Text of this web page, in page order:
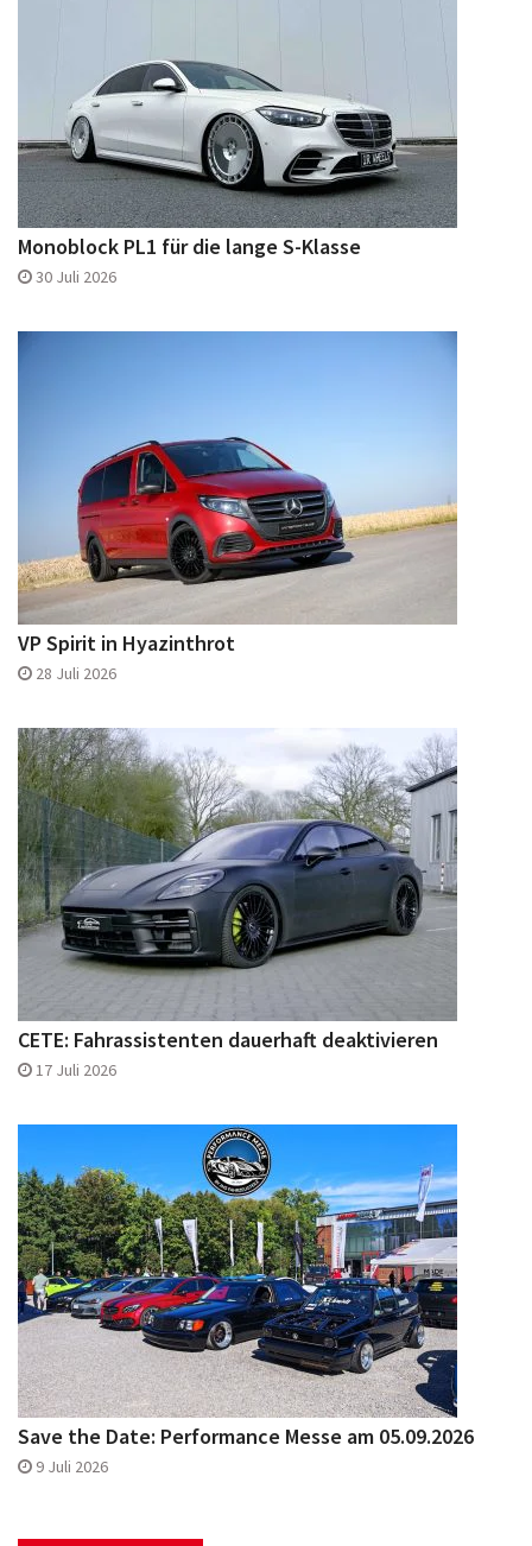
Monoblock PL1 für die lange S-Klasse
30 Juli 2026
VP Spirit in Hyazinthrot
28 Juli 2026
CETE: Fahrassistenten dauerhaft deaktivieren
17 Juli 2026
Save the Date: Performance Messe am 05.09.2026
9 Juli 2026